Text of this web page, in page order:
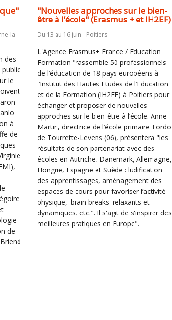
la-
des
public
le
à
de
de
"Nouvelles approches sur le bien-
être à l’école" (Erasmus + et IH2EF)
Du 13 au 16 juin - Poitiers
L'Agence Erasmus+ France / Education
Formation "rassemble 50 professionnels
de l’éducation de 18 pays européens à
l’Institut des Hautes Etudes de l’Education
et de la Formation (IH2EF) à Poitiers pour
échanger et proposer de nouvelles
approches sur le bien-être à l’école. Anne
Martin, directrice de l’école primaire Tordo
de Tourrette-Levens (06), présentera "les
résultats de son partenariat avec des
écoles en Autriche, Danemark, Allemagne,
Hongrie, Espagne et Suède : ludification
des apprentissages, aménagement des
espaces de cours pour favoriser l’activité
physique, 'brain breaks' relaxants et
dynamiques, etc.". Il s'agit de s'inspirer des
meilleures pratiques en Europe".